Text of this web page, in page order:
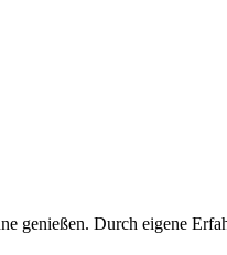
genießen. Durch eigene